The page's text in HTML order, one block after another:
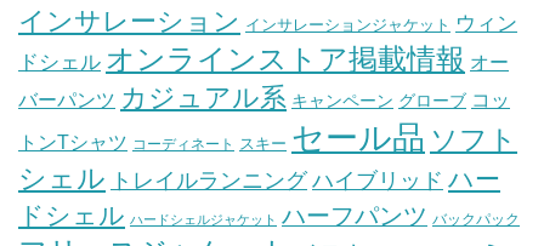
インサレーション インサレーションジャケット ウィン
ドシェル オンラインストア掲載情報 オー
バーパンツ カジュアル系 キャンペーン グローブ コッ
トンTシャツ コーディネート スキー セール品 ソフト
シェル トレイルランニング ハイブリッド ハー
ドシェル ハードシェルジャケット ハーフパンツ バックパック